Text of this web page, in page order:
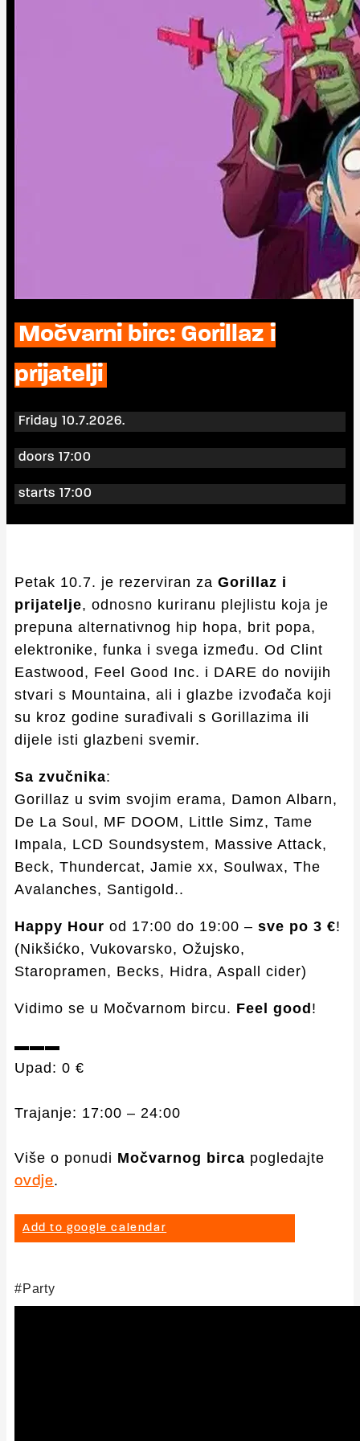
Močvarni birc: Gorillaz i
prijatelji
Friday 10.7.2026.
doors 17:00
starts 17:00
Petak 10.7. je rezerviran za Gorillaz i
prijatelje, odnosno kuriranu plejlistu koja je
prepuna alternativnog hip hopa, brit popa,
elektronike, funka i svega između. Od Clint
Eastwood, Feel Good Inc. i DARE do novijih
stvari s Mountaina, ali i glazbe izvođača koji
su kroz godine surađivali s Gorillazima ili
dijele isti glazbeni svemir.
Sa zvučnika:
Gorillaz u svim svojim erama, Damon Albarn,
De La Soul, MF DOOM, Little Simz, Tame
Impala, LCD Soundsystem, Massive Attack,
Beck, Thundercat, Jamie xx, Soulwax, The
Avalanches, Santigold..
Happy Hour od 17:00 do 19:00 – sve po 3 €!
(Nikšićko, Vukovarsko, Ožujsko,
Staropramen, Becks, Hidra, Aspall cider)
Vidimo se u Močvarnom bircu. Feel good !
▬▬▬
Upad: 0 €
Trajanje: 17:00 – 24:00
Više o ponudi Močvarnog birca pogledajte
ovdje.
Add to google calendar
Party